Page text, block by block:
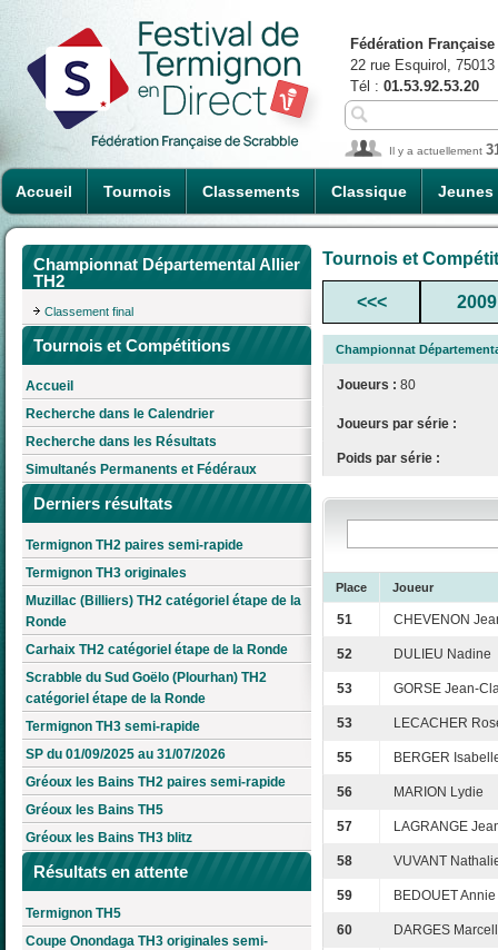
Accueil Tournois Classements Classique Jeunes
Fédération
22 rue Esquirol,
Tél : 01.53.92.53.20
Il y a actuellement
Championnat Départemental Allier
TH2
Classement final
Tournois et Compétitions
Accueil
Recherche dans le Calendrier
Recherche dans les Résultats
Simultanés Permanents et Fédéraux
Derniers résultats
Termignon TH2 paires semi-rapide
Termignon TH3 originales
Muzillac (Billiers) TH2 catégoriel étape de la
Ronde
Carhaix TH2 catégoriel étape de la Ronde
Scrabble du Sud Goëlo (Plourhan) TH2
catégoriel étape de la Ronde
Termignon TH3 semi-rapide
SP du 01/09/2025 au 31/07/2026
Gréoux les Bains TH2 paires semi-rapide
Gréoux les Bains TH5
Gréoux les Bains TH3 blitz
Résultats en attente
Termignon TH5
Coupe Onondaga TH3 originales semi-
Tournois et
<<< 2009
Championnat
Joueurs : 80
Joueurs par série :
Poids par série :
Place Joueur
51 CHEVENON
52 DULIEU Nadine
53 GORSE Jean-
53 LECACHER
55 BERGER
56 MARION Lydie
57 LAGRANGE
58 VUVANT
59 BEDOUET Annie
60 DARGES